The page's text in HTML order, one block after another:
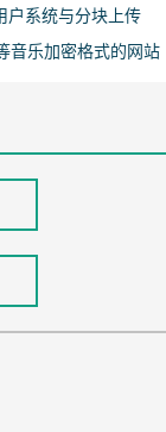
户系统与分块上传
音乐加密格式的网站